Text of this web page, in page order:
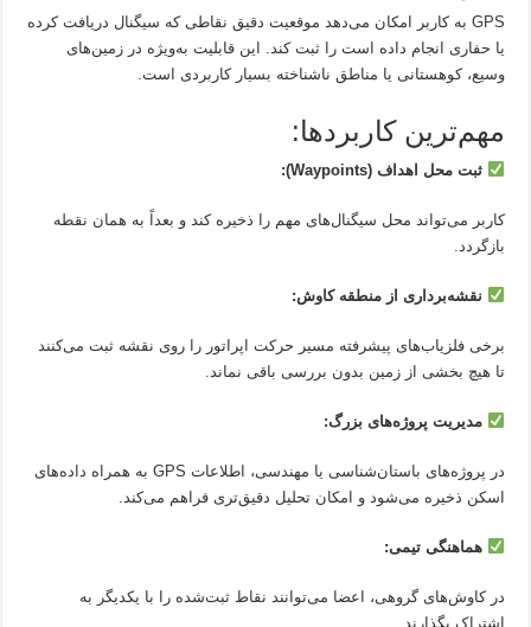
GPS به کاربر امکان می‌دهد موقعیت دقیق نقاطی که سیگنال دریافت کرده
یا حفاری انجام داده است را ثبت کند. این قابلیت به‌ویژه در زمین‌های
وسیع، کوهستانی یا مناطق ناشناخته بسیار کاربردی است.
مهم‌ترین کاربردها:
ثبت محل اهداف (Waypoints):
کاربر می‌تواند محل سیگنال‌های مهم را ذخیره کند و بعداً به همان نقطه
بازگردد.
نقشه‌برداری از منطقه کاوش:
برخی فلزیاب‌های پیشرفته مسیر حرکت اپراتور را روی نقشه ثبت می‌کنند
تا هیچ بخشی از زمین بدون بررسی باقی نماند.
مدیریت پروژه‌های بزرگ:
در پروژه‌های باستان‌شناسی یا مهندسی، اطلاعات GPS به همراه داده‌های
اسکن ذخیره می‌شود و امکان تحلیل دقیق‌تری فراهم می‌کند.
هماهنگی تیمی:
در کاوش‌های گروهی، اعضا می‌توانند نقاط ثبت‌شده را با یکدیگر به
اشتراک بگذارند.